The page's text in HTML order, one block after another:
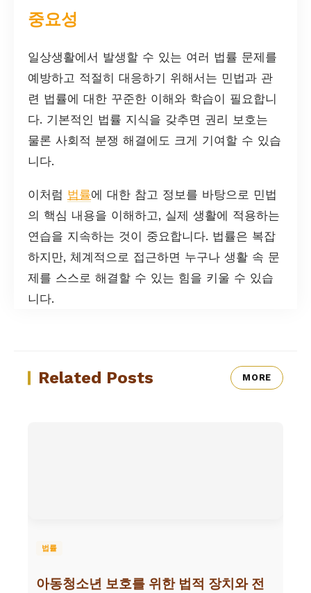
중요성
일상생활에서 발생할 수 있는 여러 법률 문제를
예방하고 적절히 대응하기 위해서는 민법과 관
련 법률에 대한 꾸준한 이해와 학습이 필요합니
다. 기본적인 법률 지식을 갖추면 권리 보호는
물론 사회적 분쟁 해결에도 크게 기여할 수 있습
니다.
이처럼 법률에 대한 참고 정보를 바탕으로 민법
의 핵심 내용을 이해하고, 실제 생활에 적용하는
연습을 지속하는 것이 중요합니다. 법률은 복잡
하지만, 체계적으로 접근하면 누구나 생활 속 문
제를 스스로 해결할 수 있는 힘을 키울 수 있습
니다.
Related Posts MORE
법률
아동청소년 보호를 위한 법적 장치와 전